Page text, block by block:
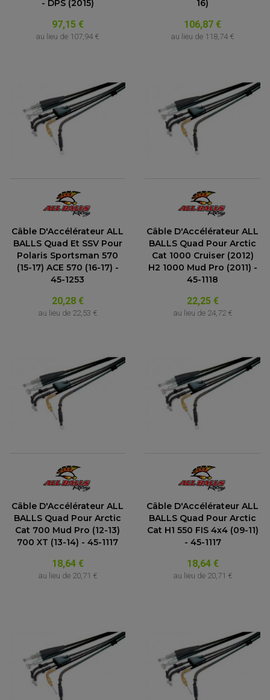
- DPS (2015)
97,15 €
au lieu de 107,94 €
16)
106,87 €
au lieu de 118,74 €
Câble D'Accélérateur ALL
BALLS Quad Et SSV Pour
Polaris Sportsman 570
(15-17) ACE 570 (16-17) -
45-1253
20,28 €
au lieu de 22,53 €
Câble D'Accélérateur ALL
BALLS Quad Pour Arctic
Cat 1000 Cruiser (2012)
H2 1000 Mud Pro (2011) -
45-1118
22,25 €
au lieu de 24,72 €
Câble D'Accélérateur ALL
BALLS Quad Pour Arctic
Cat 700 Mud Pro (12-13)
700 XT (13-14) - 45-1117
18,64 €
au lieu de 20,71 €
Câble D'Accélérateur ALL
BALLS Quad Pour Arctic
Cat H1 550 FIS 4x4 (09-11)
- 45-1117
18,64 €
au lieu de 20,71 €